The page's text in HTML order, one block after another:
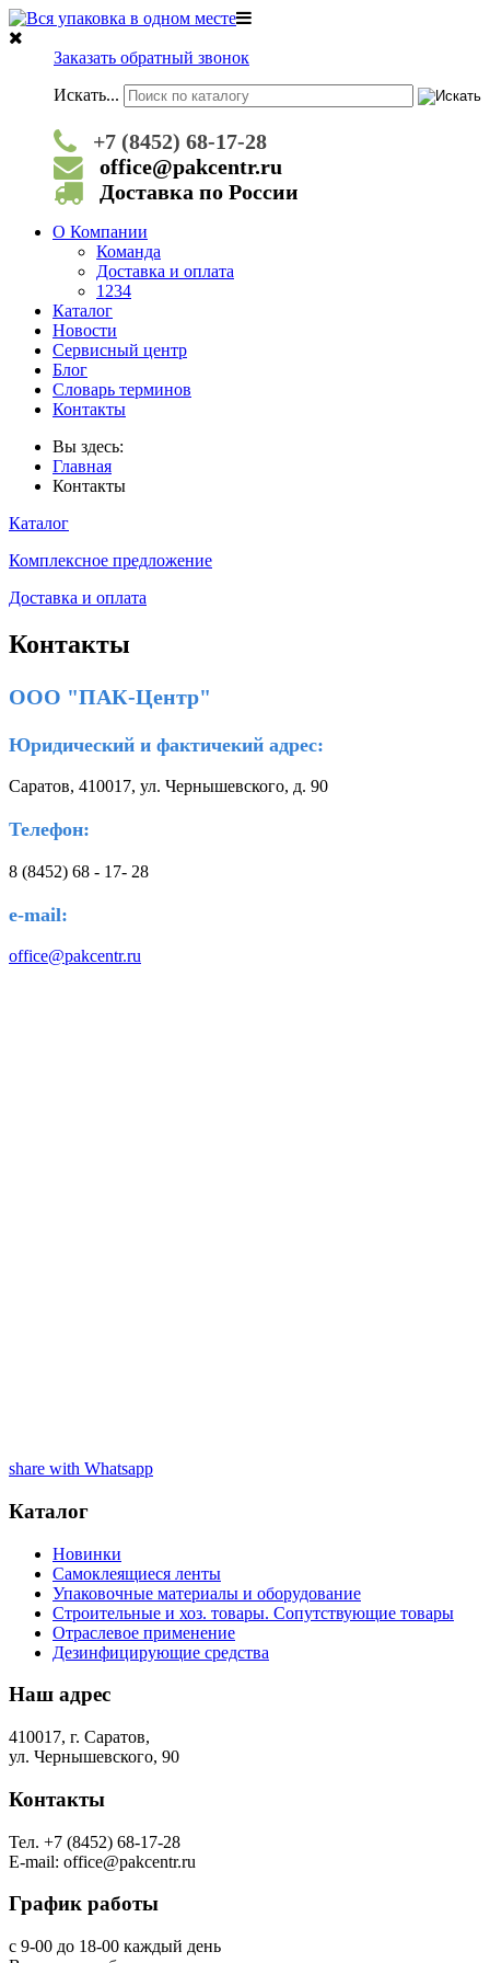
Заказать обратный звонок
Искать...
+7 (8452) 68-17-28
office@pakcentr.ru
Доставка по России
О Компании
Команда
Доставка и оплата
1234
Каталог
Новости
Сервисный центр
Блог
Словарь терминов
Контакты
Вы здесь:
Главная
Контакты
Каталог
Комплексное предложение
Доставка и оплата
Контакты
ООO "ПАК-Центр"
Юридический и фактичекий адрес:
Саратов, 410017, ул. Чернышевского, д. 90
Телефон:
8 (8452) 68 - 17- 28
e-mail:
office@pakcentr.ru
share with Whatsapp
Каталог
Новинки
Самоклеящиеся ленты
Упаковочные материалы и оборудование
Строительные и хоз. товары. Сопутствующие товары
Отраслевое применение
Дезинфицирующие средства
Наш адрес
410017, г. Саратов,
ул. Чернышевского, 90
Контакты
Тел. +7 (8452) 68-17-28
E-mail: office@pakcentr.ru
График работы
с 9-00 до 18-00 каждый день